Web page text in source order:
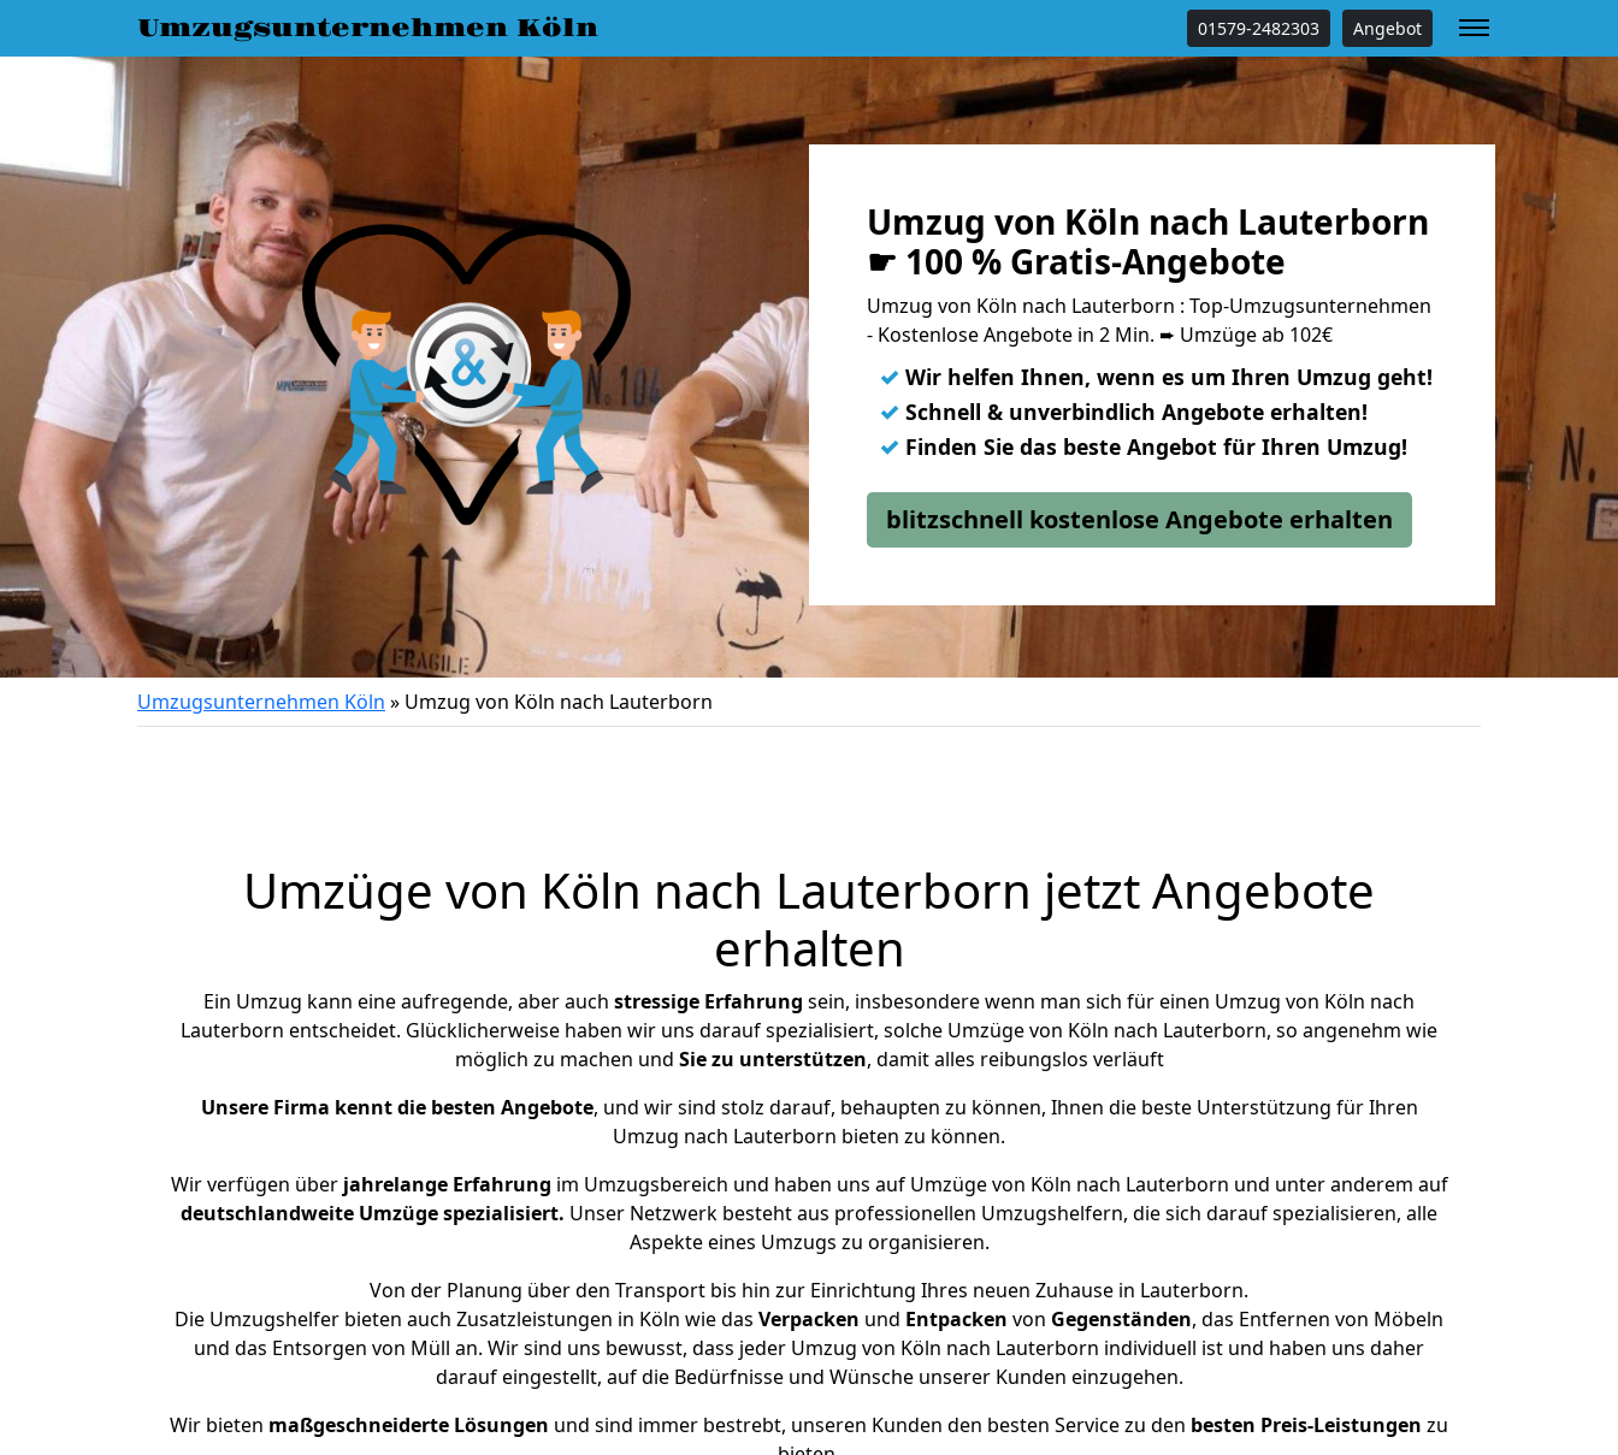
Umzugsunternehmen Köln 01579-2482303 Angebot
Umzug von Köln nach Lauterborn
☛ 100 % Gratis-Angebote
Umzug von Köln nach Lauterborn : Top-Umzugsunternehmen
- Kostenlose Angebote in 2 Min. ➨ Umzüge ab 102€
✓ Wir helfen Ihnen, wenn es um Ihren Umzug geht!
✓ Schnell & unverbindlich Angebote erhalten!
✓ Finden Sie das beste Angebot für Ihren Umzug!
blitzschnell kostenlose Angebote erhalten
Umzugsunternehmen Köln » Umzug von Köln nach Lauterborn
Umzüge von Köln nach Lauterborn jetzt Angebote
erhalten
Ein Umzug kann eine aufregende, aber auch stressige Erfahrung sein, insbesondere wenn man sich für einen Umzug von Köln nach
Lauterborn entscheidet. Glücklicherweise haben wir uns darauf spezialisiert, solche Umzüge von Köln nach Lauterborn, so angenehm wie
möglich zu machen und Sie zu unterstützen, damit alles reibungslos verläuft
Unsere Firma kennt die besten Angebote, und wir sind stolz darauf, behaupten zu können, Ihnen die beste Unterstützung für Ihren
Umzug nach Lauterborn bieten zu können.
Wir verfügen überjahrelange Erfahrung im Umzugsbereich und haben uns auf Umzüge von Köln nach Lauterborn und unter anderem auf
deutschlandweite Umzüge spezialisiert. Unser Netzwerk besteht aus professionellen Umzugshelfern, die sich darauf spezialisieren, alle
Aspekte eines Umzugs zu organisieren.
Von der Planung über den Transport bis hin zur Einrichtung Ihres neuen Zuhause in Lauterborn.
Die Umzugshelfer bieten auch Zusatzleistungen in Köln wie das Verpacken und Entpacken von Gegenständen, das Entfernen von Möbeln
und das Entsorgen von Müll an. Wir sind uns bewusst, dass jeder Umzug von Köln nach Lauterborn individuell ist und haben uns daher
darauf eingestellt, auf die Bedürfnisse und Wünsche unserer Kunden einzugehen.
Wir bieten maßgeschneiderte Lösungen und sind immer bestrebt, unseren Kunden den besten Service zu den besten Preis-Leistungen zu